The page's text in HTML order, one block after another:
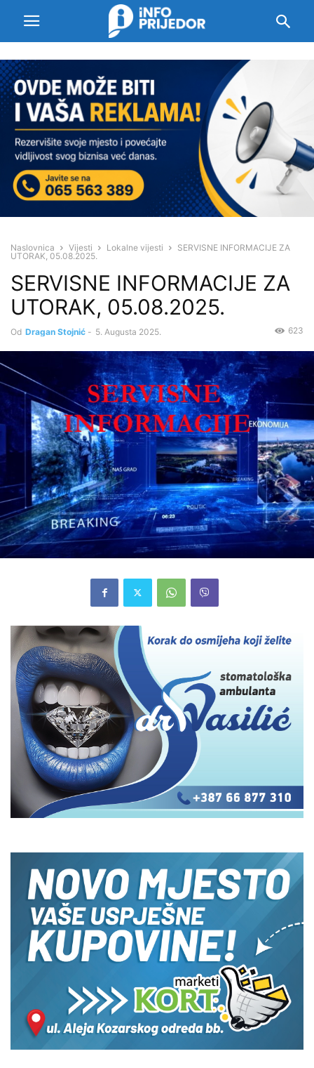
Naslovnica Vijesti Lokalne vijesti
SERVISNE INFORMACIJE ZA
UTORAK, 05.08.2025.
SERVISNE INFORMACIJE ZA
UTORAK, 05.08.2025.
Od Dragan Stojnić - 5. Augusta 2025. 623